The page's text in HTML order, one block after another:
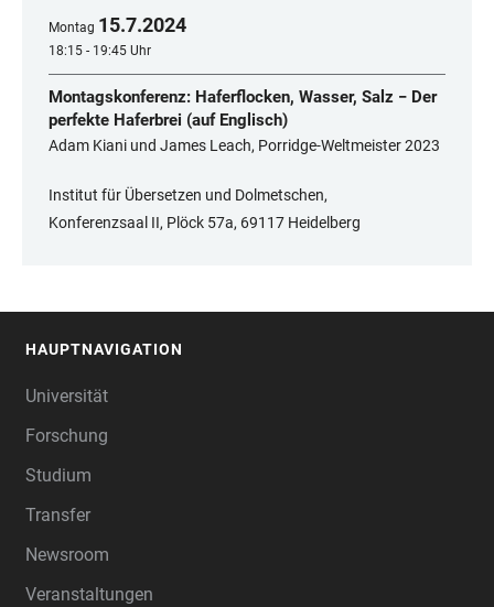
Montag 15.7.2024
18:15 - 19:45 Uhr
Montagskonferenz: Haferflocken, Wasser, Salz − Der
perfekte Haferbrei (auf Englisch)
Adam Kiani und James Leach, Porridge-Weltmeister 2023
Institut für Übersetzen und Dolmetschen,
Konferenzsaal II, Plöck 57a, 69117 Heidelberg
HAUPTNAVIGATION
Universität
Forschung
Studium
Transfer
Newsroom
Veranstaltungen